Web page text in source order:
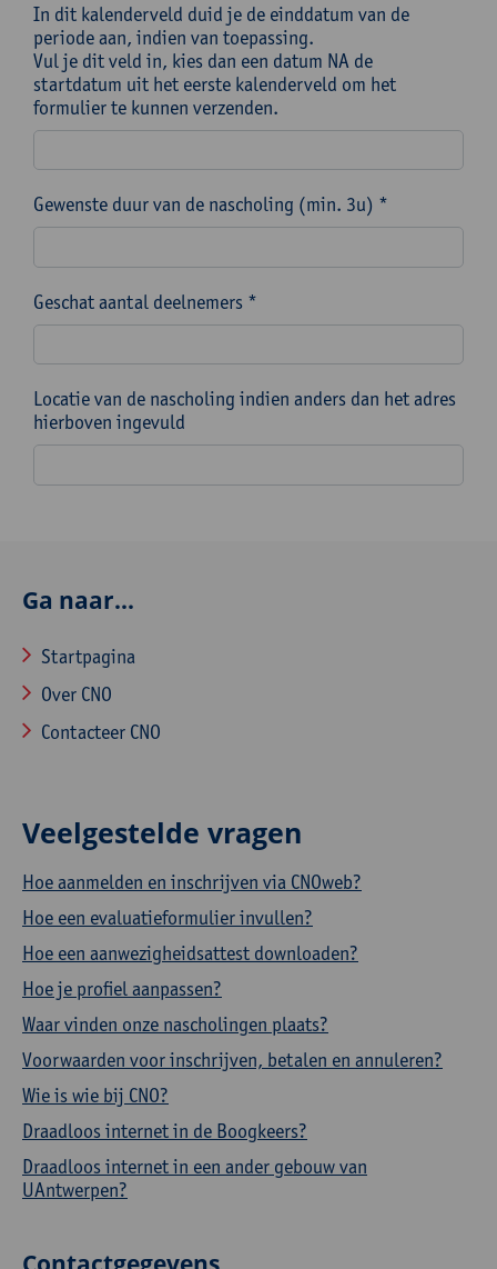
In dit kalenderveld duid je de einddatum van de
periode aan, indien van toepassing.
Vul je dit veld in, kies dan een datum NA de
startdatum uit het eerste kalenderveld om het
formulier te kunnen verzenden.
Gewenste duur van de nascholing (min. 3u) *
Geschat aantal deelnemers *
Locatie van de nascholing indien anders dan het adres
hierboven ingevuld
Ga naar...
Startpagina
Over CNO
Contacteer CNO
Veelgestelde vragen
Hoe aanmelden en inschrijven via CNOweb?
Hoe een evaluatieformulier invullen?
Hoe een aanwezigheidsattest downloaden?
Hoe je profiel aanpassen?
Waar vinden onze nascholingen plaats?
Voorwaarden voor inschrijven, betalen en annuleren?
Wie is wie bij CNO?
Draadloos internet in de Boogkeers?
Draadloos internet in een ander gebouw van
UAntwerpen?